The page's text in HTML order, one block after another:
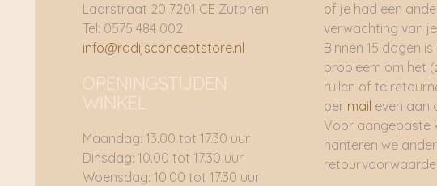
Laarstraat 20 7201 CE Zutphen
Tel: 0575 484 002
info@radijsconceptstore.nl
OPENINGSTIJDEN
WINKEL
Maandag: 13.00 tot 17.30 uur
Dinsdag: 10.00 tot 17.30 uur
Woensdag: 10.00 tot 17.30 uur
of je had een
verwachting van
Binnen 15 dagen
probleem om het
ruilen of te
permail even aan
Voor aangepaste
hanteren we